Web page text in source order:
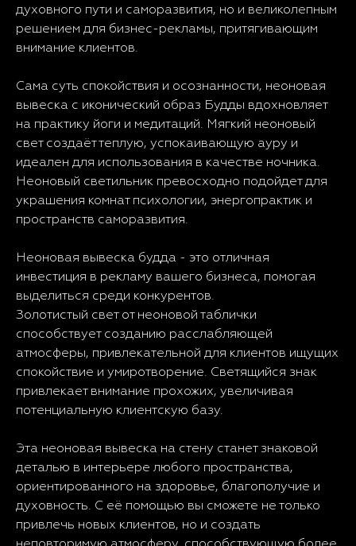
духовного пути и саморазвития, но и великолепным
решением для бизнес-рекламы, притягивающим
внимание клиентов.
Сама суть спокойствия и осознанности, неоновая
вывеска с иконический образ Будды вдохновляет
на практику йоги и медитаций. Мягкий неоновый
свет создаёт теплую, успокаивающую ауру и
идеален для использования в качестве ночника.
Неоновый светильник превосходно подойдет для
украшения комнат психологии, энергопрактик и
пространств саморазвития.
Неоновая вывеска будда - это отличная
инвестиция в рекламу вашего бизнеса, помогая
выделиться среди конкурентов.
Золотистый свет от неоновой таблички
способствует созданию расслабляющей
атмосферы, привлекательной для клиентов ищущих
спокойствие и умиротворение. Светящийся знак
привлекает внимание прохожих, увеличивая
потенциальную клиентскую базу.
Эта неоновая вывеска на стену станет знаковой
деталью в интерьере любого пространства,
ориентированного на здоровье, благополучие и
духовность. С её помощью вы сможете не только
привлечь новых клиентов, но и создать